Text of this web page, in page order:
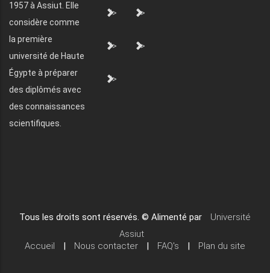
1957 à Assiut. Elle
considère comme
la première
université de Haute
Égypte à préparer
des diplômés avec
des connaissances
scientifiques.
"> ">
"> ">
">
Tous les droits sont réservés. © Alimenté par
Université
Assiut
Accueil
| Nous contacter | FAQ's | Plan du site